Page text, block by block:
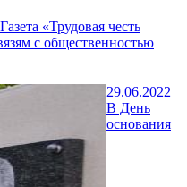
Газета «Трудовая честь
с общественностью
29.06.2022
В День
основания